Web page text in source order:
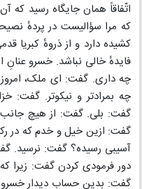
اتّفاقاً همان جایگاه رسید که آن
که مرا سؤالیست در پردهٔ
کشیده دارد و از ذروهٔ کبریا
فایدهٔ خالی نباشد. خسرو
چه داری. گفت: ای ملک،
چه بمرادتر و نیکوتر. گفت:
گفت: بلی. گفت: از هیچ
گفت: ازین خیل و خدم که در
آسیبی رسیده؟ گفت: نرسید.
دور فرمودی کردن گفت: زیرا که
گفت: بدین حساب دیدارِ خسرو